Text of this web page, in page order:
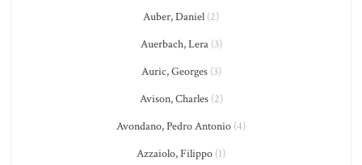
Auber, Daniel (2)
Auerbach, Lera(3)
Auric, Georges(3)
Avison, Charles(2)
Avondano, Pedro Antonio (4)
Azzaiolo, Filippo (1)